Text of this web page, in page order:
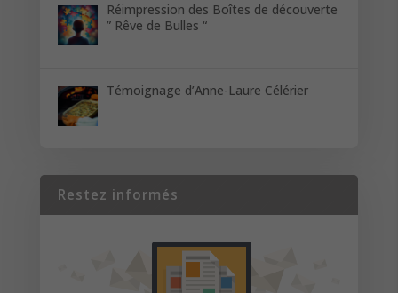
Réimpression des Boîtes de découverte
” Rêve de Bulles “
Témoignage d’Anne-Laure Célérier
Restez informés